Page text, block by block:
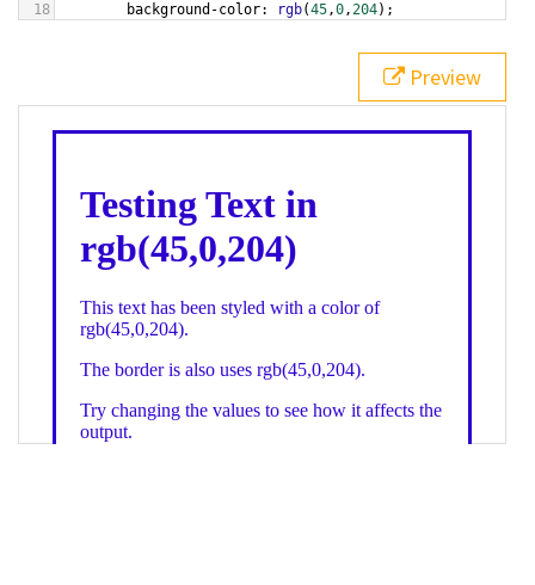
18
background-color: rgb(45,0,204);
bottom ,
white, rgb(45,0,204));
div class="textColor borderColor"
< h1>Testing Text in rgb(45,0,204)
Preview